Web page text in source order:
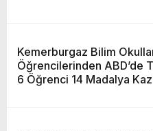
Kemerburgaz Bilim
Öğrencilerinden ABD’de
6 Öğrenci 14 Madalya